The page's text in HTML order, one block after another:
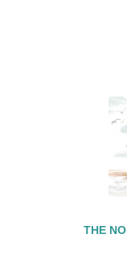
THE